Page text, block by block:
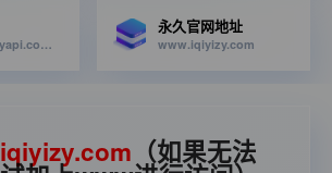
https://iqiyizyapi.com/api.php/provide/vod/from/snm3u8/at/xml
永久官网地址
www.iqiyizy.com
iqiyizy.com （如果无法